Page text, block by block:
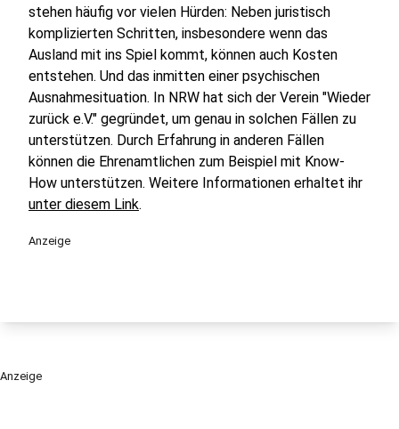
stehen häufig vor vielen Hürden: Neben juristisch
komplizierten Schritten, insbesondere wenn das
Ausland mit ins Spiel kommt, können auch Kosten
entstehen. Und das inmitten einer psychischen
Ausnahmesituation. In NRW hat sich der Verein "Wieder
zurück e.V." gegründet, um genau in solchen Fällen zu
unterstützen. Durch Erfahrung in anderen Fällen
können die Ehrenamtlichen zum Beispiel mit Know-
How unterstützen. Weitere Informationen erhaltet ihr
unter diesem Link.
Anzeige
Anzeige